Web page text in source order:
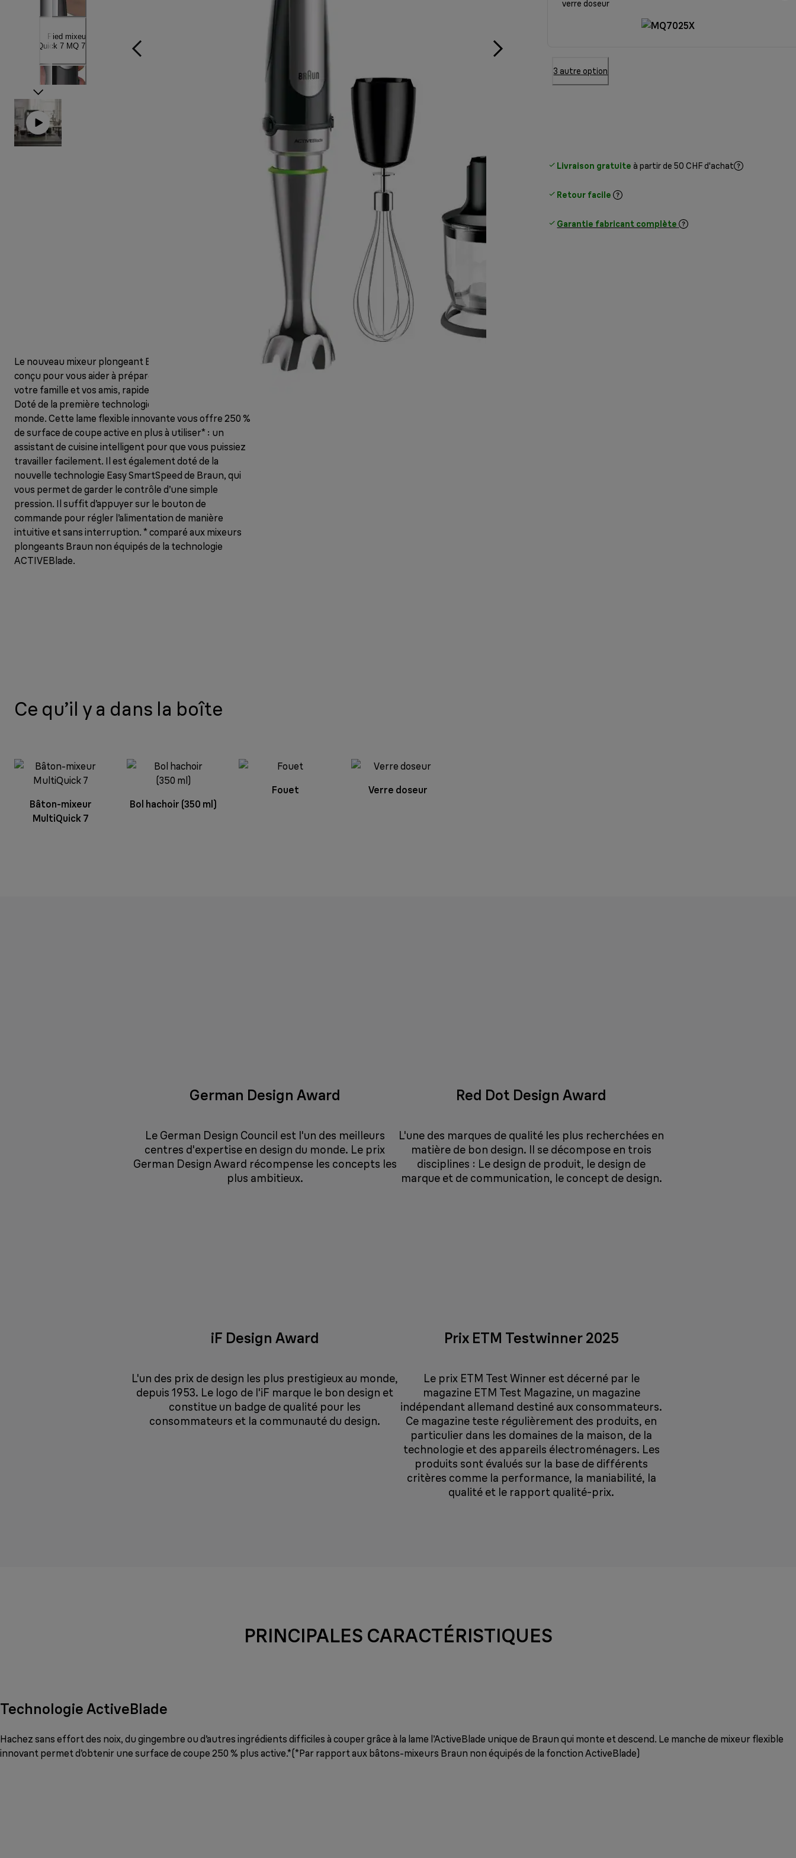
verre doseur
3 autre option
Livraison gratuite à partir de 50 CHF d'achat
Retour facile
Garantie fabricant complète
Le nouveau mixeur plongeant Braun MultiQuick 7 est
conçu pour vous aider à préparer des repas sains pour
votre famille et vos amis, rapidement et facilement.
Doté de la première technologie ACTIVEBlade au
monde. Cette lame flexible innovante vous offre 250 %
de surface de coupe active en plus à utiliser* : un
assistant de cuisine intelligent pour que vous puissiez
travailler facilement. Il est également doté de la
nouvelle technologie Easy SmartSpeed de Braun, qui
vous permet de garder le contrôle d’une simple
pression. Il suffit d’appuyer sur le bouton de
commande pour régler l’alimentation de manière
intuitive et sans interruption. * comparé aux mixeurs
plongeants Braun non équipés de la technologie
ACTIVEBlade.
Ce qu’il y a dans la boîte
Bâton-mixeur
MultiQuick 7
Bol hachoir (350 ml)
Fouet Verre doseur
German Design Award
Le German Design Council est l'un des meilleurs
centres d'expertise en design du monde. Le prix
German Design Award récompense les concepts les
plus ambitieux.
Red Dot Design Award
L'une des marques de qualité les plus recherchées en
matière de bon design. Il se décompose en trois
disciplines : Le design de produit, le design de
marque et de communication, le concept de design.
iF Design Award
L'un des prix de design les plus prestigieux au monde,
depuis 1953. Le logo de l'iF marque le bon design et
constitue un badge de qualité pour les
consommateurs et la communauté du design.
Prix ETM Testwinner 2025
Le prix ETM Test Winner est décerné par le
magazine ETM Test Magazine, un magazine
indépendant allemand destiné aux consommateurs.
Ce magazine teste régulièrement des produits, en
particulier dans les domaines de la maison, de la
technologie et des appareils électroménagers. Les
produits sont évalués sur la base de différents
critères comme la performance, la maniabilité, la
qualité et le rapport qualité-prix.
PRINCIPALES CARACTÉRISTIQUES
Technologie ActiveBlade
Hachez sans effort des noix, du gingembre ou d’autres ingrédients difficiles à couper grâce à la lame l’ActiveBlade unique de Braun qui monte et descend. Le manche de mixeur flexible
innovant permet d’obtenir une surface de coupe 250 % plus active.*(*Par rapport aux bâtons-mixeurs Braun non équipés de la fonction ActiveBlade)